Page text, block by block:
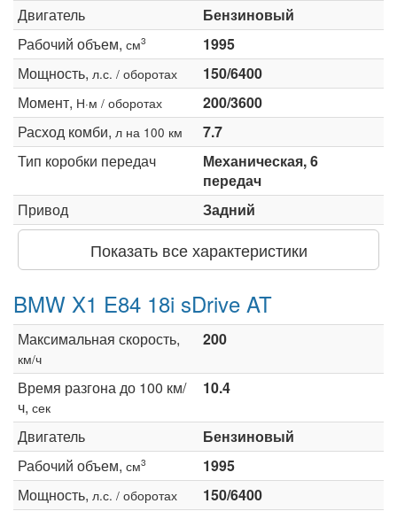
Двигатель
Бензиновый
Рабочий объем, см3
1995
Мощность, л.с. / оборотах
150/6400
Момент, Н·м / оборотах
200/3600
Расход комби, л на 100 км
7.7
Тип коробки передач
Механическая, 6
передач
Привод
Задний
Показать все характеристики
BMW X1 E84 18i sDrive AT
Максимальная скорость,
км/ч
200
Время разгона до 100 км/
ч, сек
10.4
Двигатель
Бензиновый
Рабочий объем, см3
1995
Мощность, л.с. / оборотах
150/6400